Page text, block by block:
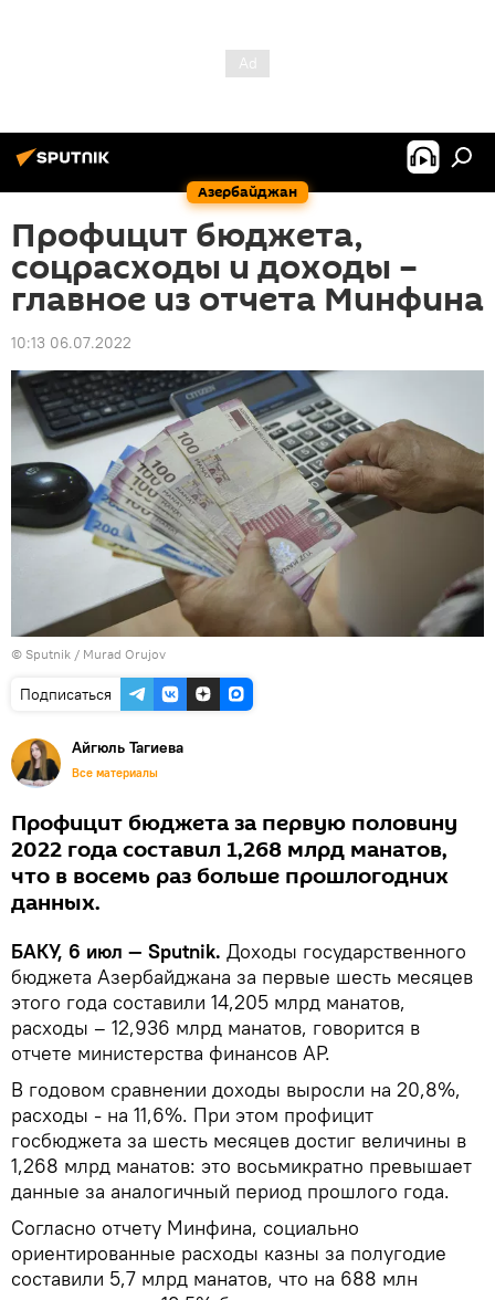
Азербайджан
Профицит бюджета,
соцрасходы и доходы –
главное из отчета Минфина
10:13 06.07.2022
© Sputnik / Murad Orujov
Подписаться
Айгюль Тагиева
Все материалы
Профицит бюджета за первую половину
2022 года составил 1,268 млрд манатов,
что в восемь раз больше прошлогодних
данных.
БАКУ, 6 июл — Sputnik. Доходы государственного
бюджета Азербайджана за первые шесть месяцев
этого года составили 14,205 млрд манатов,
расходы – 12,936 млрд манатов, говорится в
отчете министерства финансов АР.
В годовом сравнении доходы выросли на 20,8%,
расходы - на 11,6%. При этом профицит
госбюджета за шесть месяцев достиг величины в
1,268 млрд манатов: это восьмикратно превышает
данные за аналогичный период прошлого года.
Согласно отчету Минфина, социально
ориентированные расходы казны за полугодие
составили 5,7 млрд манатов, что на 688 млн